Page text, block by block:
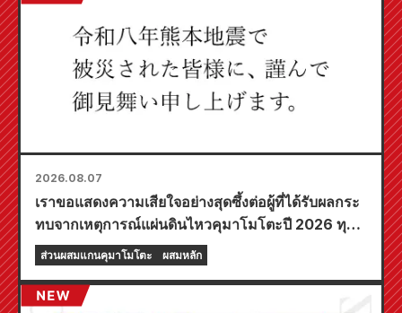
2026.08.07
เราขอแสดงความเสียใจอย่างสุดซึ้งต่อผู้ที่ได้รับผลกระ
ทบจากเหตุการณ์แผ่นดินไหวคุมาโมโตะปี 2026 ทุก
ท่าน
ส่วนผสมแกนคุมาโมโตะ ผสมหลัก